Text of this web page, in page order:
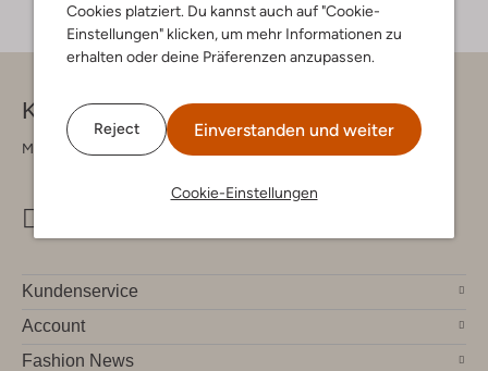
Cookies platziert. Du kannst auch auf "Cookie-
Einstellungen" klicken, um mehr Informationen zu
erhalten oder deine Präferenzen anzupassen.
Reject Einverstanden und weiter
Cookie-Einstellungen
Kontakt
Montag - Freitag 09:00 - 17:00 uur
Kundenservice
Account
Fashion News